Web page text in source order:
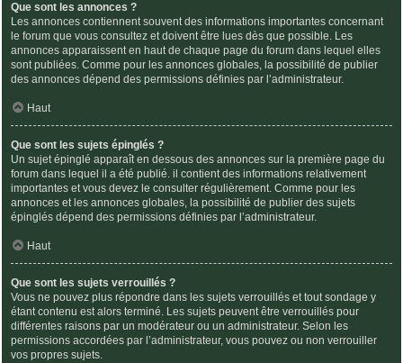
Que sont les annonces ?
Les annonces contiennent souvent des informations importantes concernant
le forum que vous consultez et doivent être lues dès que possible. Les
annonces apparaissent en haut de chaque page du forum dans lequel elles
sont publiées. Comme pour les annonces globales, la possibilité de publier
des annonces dépend des permissions définies par l’administrateur.
Haut
Que sont les sujets épinglés ?
Un sujet épinglé apparaît en dessous des annonces sur la première page du
forum dans lequel il a été publié. il contient des informations relativement
importantes et vous devez le consulter régulièrement. Comme pour les
annonces et les annonces globales, la possibilité de publier des sujets
épinglés dépend des permissions définies par l’administrateur.
Haut
Que sont les sujets verrouillés ?
Vous ne pouvez plus répondre dans les sujets verrouillés et tout sondage y
étant contenu est alors terminé. Les sujets peuvent être verrouillés pour
différentes raisons par un modérateur ou un administrateur. Selon les
permissions accordées par l’administrateur, vous pouvez ou non verrouiller
vos propres sujets.